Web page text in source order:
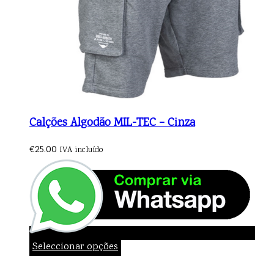
Calções Algodão MIL-TEC – Cinza
€25.00 IVA incluído
Seleccionar opções